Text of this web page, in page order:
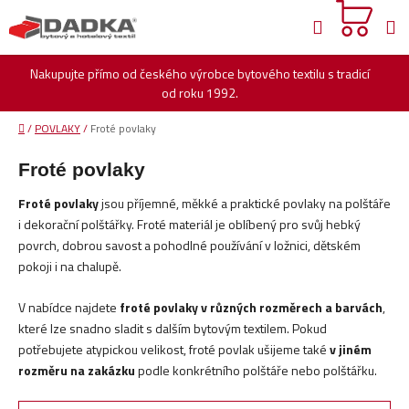
na
obsah
Nakupujte přímo od českého výrobce bytového textilu s tradicí
od roku 1992.
Hledat
Domů
/ POVLAKY/ Froté povlaky
Froté povlaky
Froté povlakyjsou příjemné, měkké a praktické povlaky na polštáře
i dekorační polštářky. Froté materiál je oblíbený pro svůj hebký
povrch, dobrou savost a pohodlné používání v ložnici, dětském
pokoji i na chalupě.
V nabídce najdete froté povlaky v různých rozměrech a barvách,
které lze snadno sladit s dalším bytovým textilem. Pokud
potřebujete atypickou velikost, froté povlak ušijeme takév jiném
rozměru na zakázkupodle konkrétního polštáře nebo polštářku.